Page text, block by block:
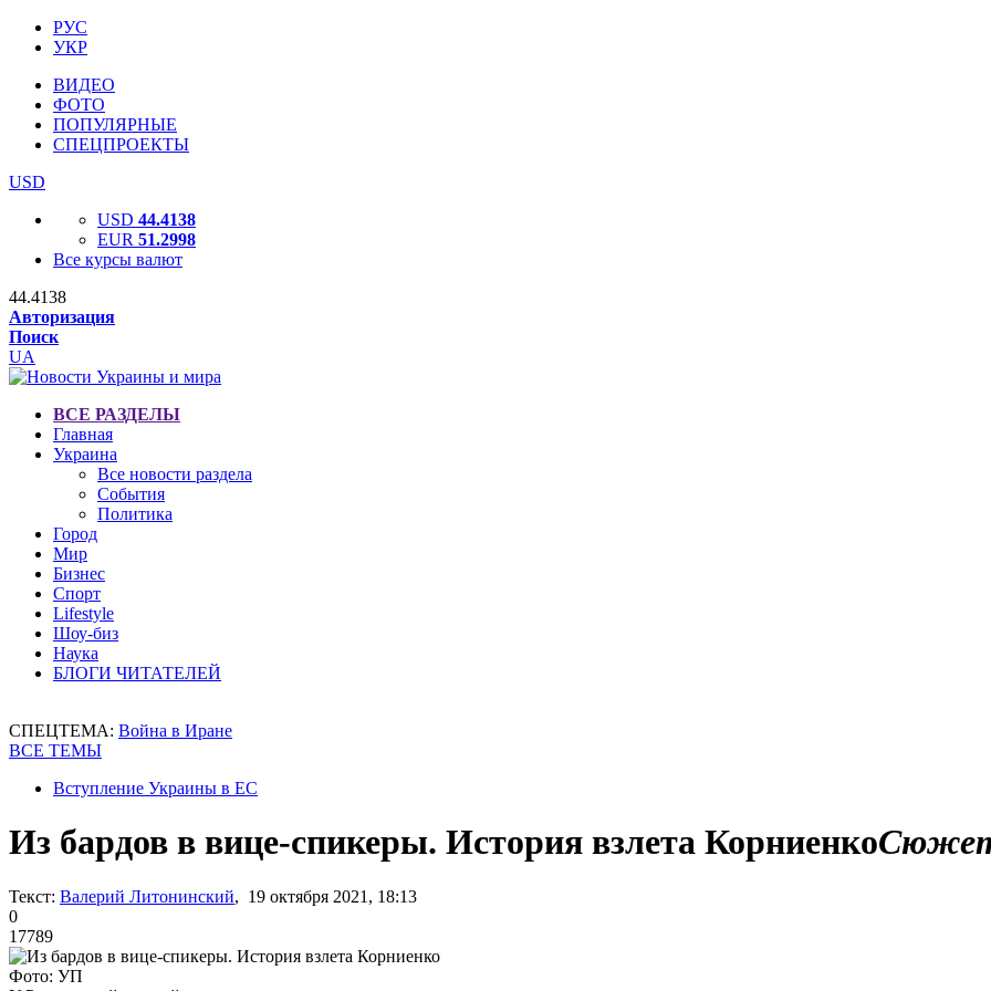
РУС
УКР
ВИДЕО
ФОТО
ПОПУЛЯРНЫЕ
СПЕЦПРОЕКТЫ
USD
USD 44.4138
EUR 51.2998
Все курсы валют
44.4138
Авторизация
Поиск
UA
ВСЕ РАЗДЕЛЫ
Главная
Украина
Все новости раздела
События
Политика
Город
Мир
Бизнес
Спорт
Lifestyle
Шоу-биз
Наука
БЛОГИ ЧИТАТЕЛЕЙ
СПЕЦТЕМА: Война в Иране
ВСЕ ТЕМЫ
Вступление Украины в ЕС
Из бардов в вице-спикеры. История взлета Корниенко
Текст: Валерий Литонинский, 19 октября 2021, 18:13
0
17789
Фото: УП